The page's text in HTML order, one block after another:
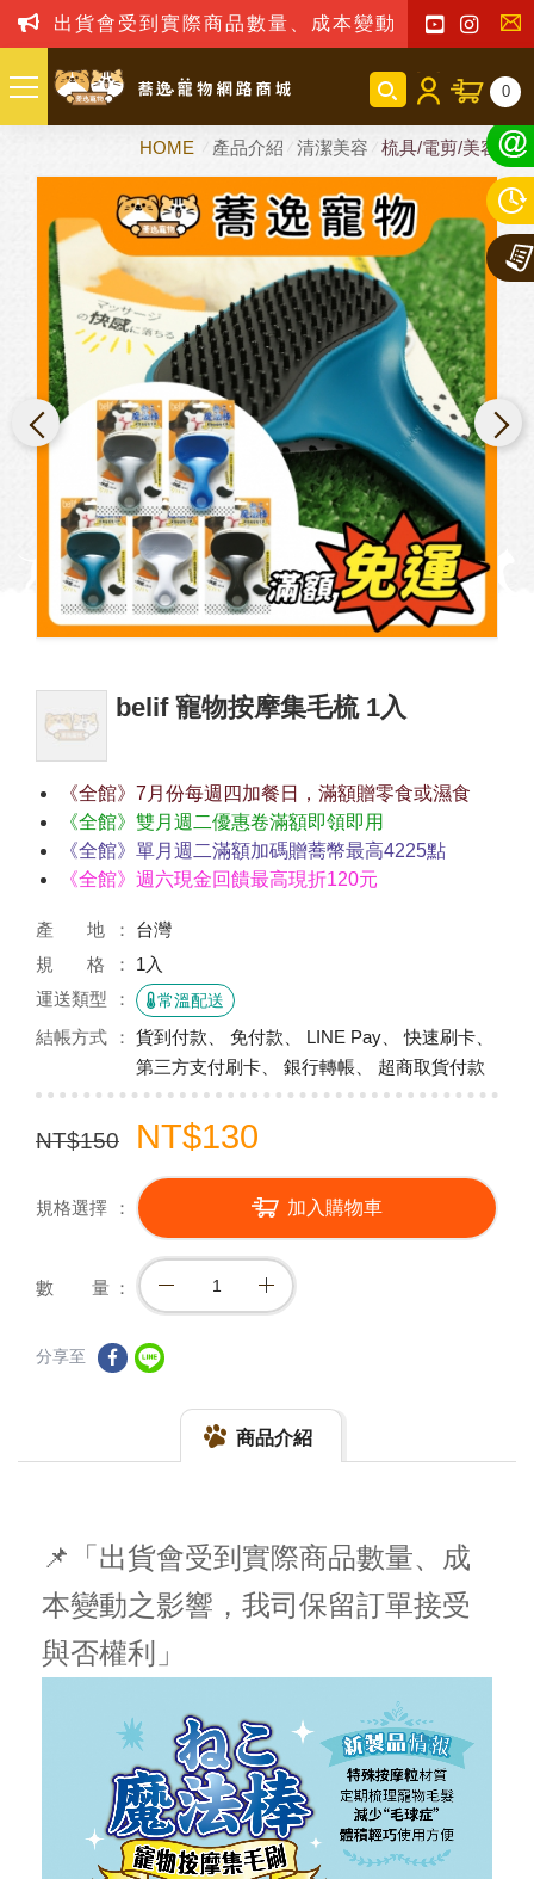
出貨會受到實際商品數量、成本變動之影響，我司
聯
我
們
0
HOME 產品介紹 清潔美容 梳具/電剪/美容剪
belif 寵物按摩集毛梳 1入
《全館》7月份每週四加餐日，滿額贈零食或濕食
《全館》雙月週二優惠卷滿額即領即用
《全館》單月週二滿額加碼贈蕎幣最高4225點
《全館》週六現金回饋最高現折120元
產 地
台灣
規 格
1入
運送類型
常溫配送
結帳方式
貨到付款、 免付款、 LINE Pay、 快速刷卡、
第三方支付刷卡、 銀行轉帳、 超商取貨付款
NT$150 NT$130
規格選擇 加入購物車
數 量
分享至
商品介紹
📌「出貨會受到實際商品數量、成
本變動之影響，我司保留訂單接受
與否權利」